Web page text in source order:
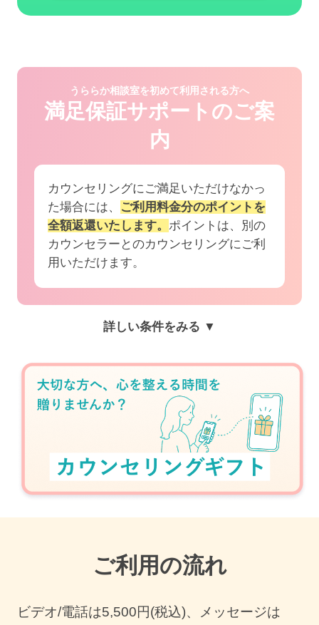
うららか相談室を初めて利用される方へ
満足保証サポートのご案
内
カウンセリングにご満足いただけなかっ
た場合には、
ご利用料金分のポイントを
全額返還いたします。 ポイントは、別の
カウンセラーとのカウンセリングにご利
用いただけます。
詳しい条件をみる ▼
ご利用の流れ
ビデオ/電話は5,500円(税込)、メッセージは